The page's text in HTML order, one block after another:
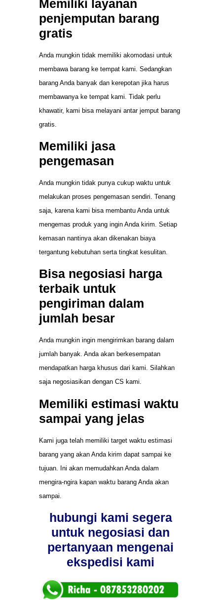
Memiliki layanan
penjemputan barang
gratis
Anda mungkin tidak memiliki akomodasi untuk
membawa barang ke tempat kami. Sedangkan
barang Anda banyak dan kerepotan jika harus
membawanya ke tempat kami. Tidak perlu
khawatir, kami bisa melayani antar jemput barang
gratis.
Memiliki jasa
pengemasan
Anda mungkin tidak punya cukup waktu untuk
melakukan proses pengemasan sendiri. Tenang
saja, karena kami bisa membantu Anda untuk
mengemas produk yang ingin Anda kirim. Setiap
kemasan nantinya akan dikenakan biaya
tergantung kebutuhan serta tingkat kesulitan.
Bisa negosiasi harga
terbaik untuk
pengiriman dalam
jumlah besar
Anda mungkin ingin mengirimkan barang dalam
jumlah banyak. Anda akan berkesempatan
mendapatkan harga khusus dari kami. Silahkan
saja negosiasikan dengan CS kami.
Memiliki estimasi waktu
sampai yang jelas
Kami juga telah memiliki target waktu estimasi
barang yang akan Anda kirim dapat sampai ke
tujuan. Ini akan memudahkan Anda dalam
mengira-ngira kapan waktu barang Anda akan
sampai.
hubungi kami segera
untuk negosiasi dan
pertanyaan mengenai
ekspedisi kami